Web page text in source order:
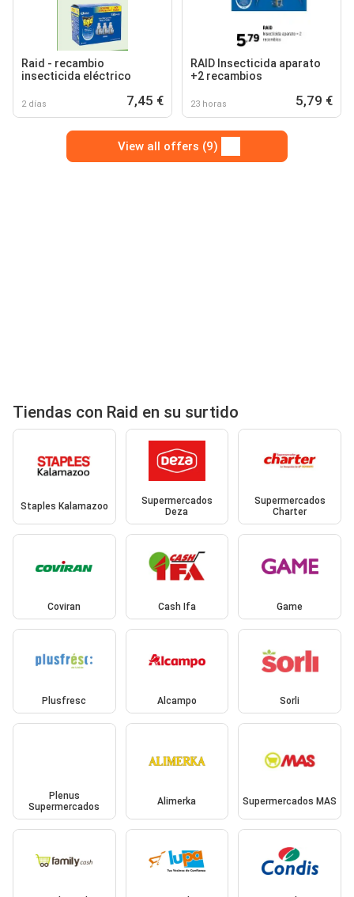
Raid - recambio
insecticida eléctrico
2 días 7,45 €
RAID Insecticida aparato
+2 recambios
23 horas 5,79 €
View all offers (9)
Tiendas con Raid en su surtido
Staples Kalamazoo
Supermercados
Deza
Supermercados
Charter
Coviran Cash Ifa Game
Plusfresc Alcampo Sorli
Plenus
Supermercados
Alimerka Supermercados MAS